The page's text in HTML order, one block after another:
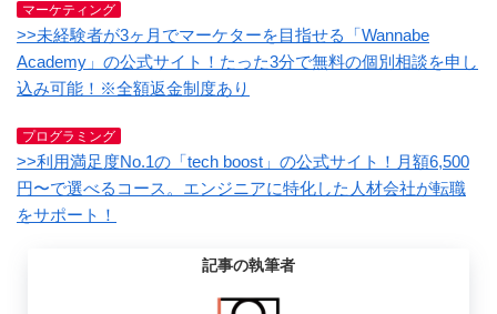
マーケティング
>>未経験者が3ヶ月でマーケターを目指せる「Wannabe
Academy」の公式サイト！たった3分で無料の個別相談を申し
込み可能！※全額返金制度あり
プログラミング
>>利用満足度No.1の「tech boost」の公式サイト！月額6,500
円〜で選べるコース。エンジニアに特化した人材会社が転職
をサポート！
記事の執筆者